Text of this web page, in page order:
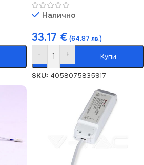
Налично
33.17 € (64.87 лв.)
- + Купи
SKU: 4058075835917